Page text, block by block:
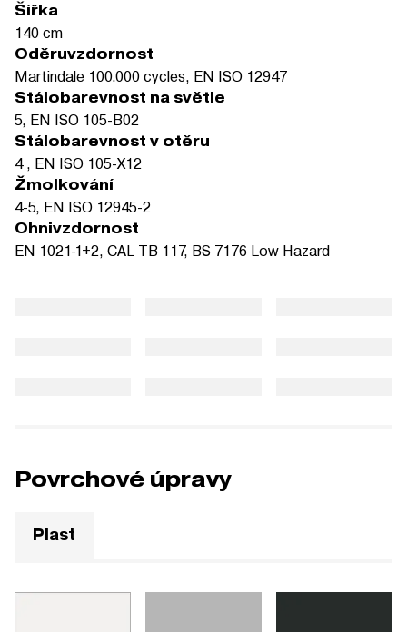
Šířka
140 cm
Oděruvzdornost
Martindale 100.000 cycles, EN ISO 12947
Stálobarevnost na světle
5, EN ISO 105-B02
Stálobarevnost v otěru
4 , EN ISO 105-X12
Žmolkování
4-5, EN ISO 12945-2
Ohnivzdornost
EN 1021-1+2, CAL TB 117, BS 7176 Low Hazard
Povrchové úpravy
Plast